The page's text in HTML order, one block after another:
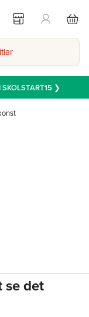
SKOLSTART15❯
se det